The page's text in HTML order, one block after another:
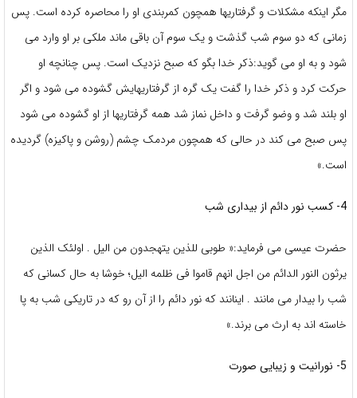
مگر اینکه مشکلات و گرفتاریها همچون کمربندی او را محاصره کرده است. پس
زمانی که دو سوم شب گذشت و یک سوم آن باقی ماند ملکی بر او وارد می
شود و به او می گوید:ذکر خدا بگو که صبح نزدیک است. پس چنانچه او
حرکت کرد و ذکر خدا را گفت یک گره از گرفتاریهایش گشوده می شود و اگر
او بلند شد و وضو گرفت و داخل نماز شد همه گرفتاریها از او گشوده می شود
پس صبح می کند در حالی که همچون مردمک چشم (روشن و پاکیزه) گردیده
است.»
4- کسب نور دائم از بیداری شب
حضرت عیسی می فرماید:« طوبی للذین یتهجدون من الیل . اولئک الذین
یرثون النور الدائم من اجل انهم قاموا فی ظلمه الیل؛ خوشا به حال کسانی که
شب را بیدار می مانند . اینانند که نور دائم را از آن رو که در تاریکی شب به پا
خاسته اند به ارث می برند.»
5- نورانیت و زیبایی صورت